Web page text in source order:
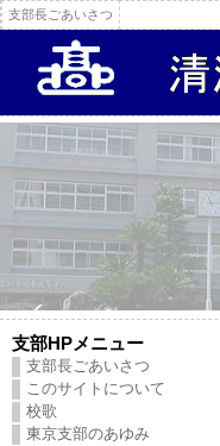
支部長ごあいさつ
支部HPメニュー
支部長ごあいさつ
このサイトについて
校歌
東京支部のあゆみ